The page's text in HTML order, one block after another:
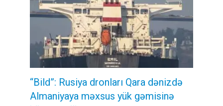
“Bild”: Rusiya dronları Qara dənizdə
Almaniyaya məxsus yük gəmisinə